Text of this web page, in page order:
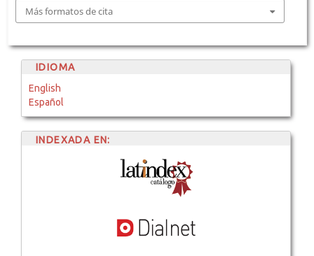
Más formatos de cita
IDIOMA
English
Español
INDEXADA EN: